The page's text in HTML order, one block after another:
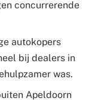
concurrerende
autokopers
bij dealers in
was.
Apeldoorn